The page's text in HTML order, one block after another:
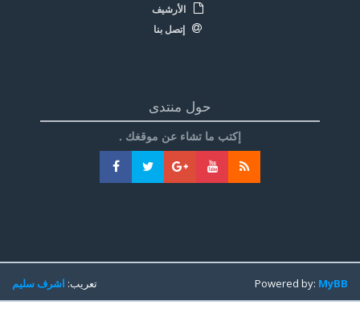
الأرشيف
إتصل بنا
حول منتدى
إكتب ما تشاء عن موقغك .
تعريب:اشرف سليم Powered by:MyBB